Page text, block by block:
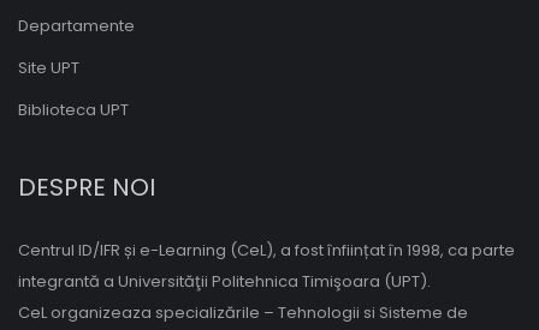
Departamente
Site UPT
Biblioteca UPT
DESPRE NOI
Centrul ID/IFR și e-Learning (CeL), a fost înființat în 1998, ca parte
integrantă a Universităţii Politehnica Timişoara (UPT).
CeL organizeaza specializările – Tehnologii si Sisteme de